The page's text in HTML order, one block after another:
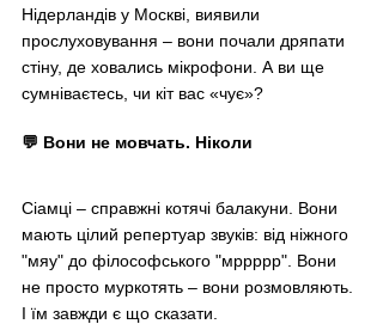
Нідерландів у Москві, виявили
прослуховування – вони почали дряпати
стіну, де ховались мікрофони. А ви ще
сумніваєтесь, чи кіт вас «чує»?
💬 Вони не мовчать. Ніколи
Сіамці – справжні котячі балакуни. Вони
мають цілий репертуар звуків: від ніжного
"мяу" до філософського "мррррр". Вони
не просто муркотять – вони розмовляють.
І їм завжди є що сказати.